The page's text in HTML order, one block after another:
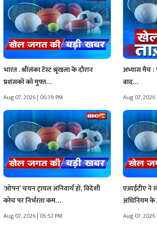
भारत . श्रीलंका टेस्ट श्रृंखला के दौरान
प्रशंसकों को मुफ्त…
Aug 07, 2026 | 06:39 PM
अभ्यास मैच :
बाद…
Aug 07,
‘ओपन’ चयन ट्रायल अनिवार्य हों, विदेशी
कोच पर निर्भरता कम…
Aug 07, 2026 | 05:52 PM
एआईटीए ने
अधिनियम
Aug 07,